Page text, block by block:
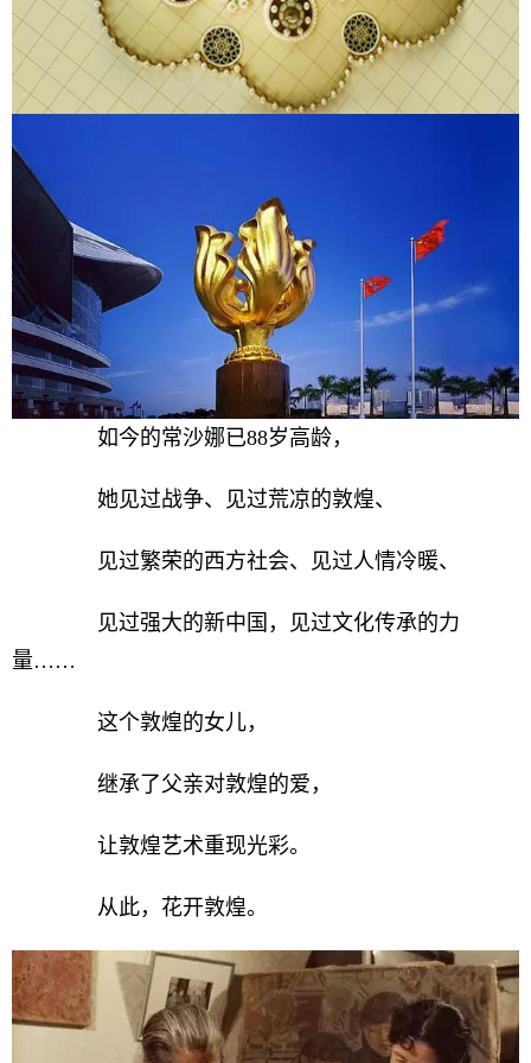
如今的常沙娜已88岁高龄，
她见过战争、见过荒凉的敦煌、
见过繁荣的西方社会、见过人情冷暖、
见过强大的新中国，见过文化传承的力
量……
这个敦煌的女儿，
继承了父亲对敦煌的爱，
让敦煌艺术重现光彩。
从此，花开敦煌。